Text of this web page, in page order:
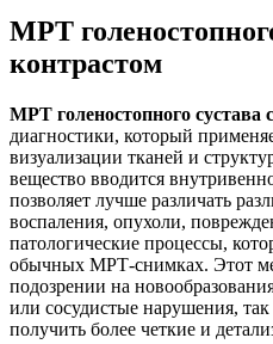
МРТ
контрастом
МРТ голеностопного сустава
диагностики, который
визуализации тканей и
вещество вводится
позволяет лучше различать
воспаления, опухоли,
патологические процессы,
обычных МРТ-снимках. Этот
подозрении на
или сосудистые нарушения, так
получить более четкие и